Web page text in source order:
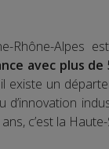
Rhône-Alpes
avec plus de
existe un
c’est la